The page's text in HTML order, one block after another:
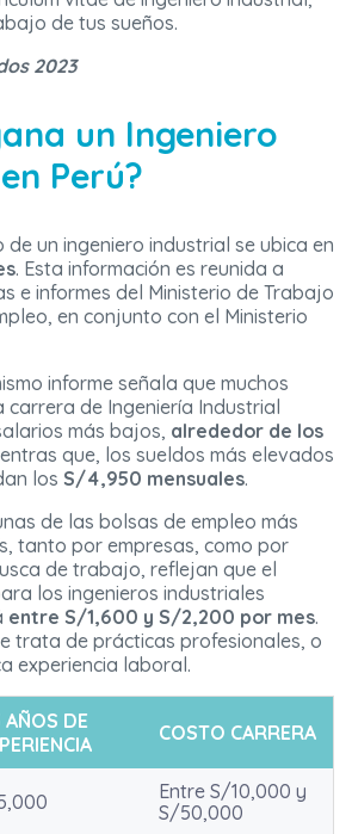
de tus sueños.
2023
un Ingeniero
Perú?
de un ingeniero industrial se ubica en
. Esta información es reunida a
e informes del Ministerio de Trabajo
en conjunto con el Ministerio
informe señala que muchos
de Ingeniería Industrial
más bajos, alrededor de los
que, los sueldos más elevados
los S/4,950 mensuales.
de las bolsas de empleo más
tanto por empresas, como por
de trabajo, reflejan que el
los ingenieros industriales
entre S/1,600 y S/2,200 por mes.
trata de prácticas profesionales, o
experiencia laboral.
AÑOS DE
COSTO CARRERA
Entre S/10,000 y
S/50,000